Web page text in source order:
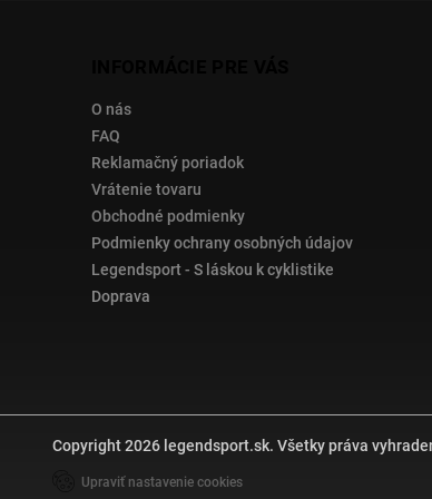
O nás
FAQ
Reklamačný poriadok
Vrátenie tovaru
Obchodné podmienky
Podmienky ochrany osobných údajov
Legendsport - S láskou k cyklistike
Doprava
Copyright 2026 legendsport.sk. Všetky práva
Upraviť nastavenie cookies